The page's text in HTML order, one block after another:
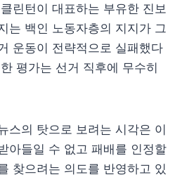
린턴이 대표하는 부유한 진보
는 백인 노동자층의 지지가 그
운동이 전략적으로 실패했다
평가는 선거 직후에 무수히
스의 탓으로 보려는 시각은 이
아들일 수 없고 패배를 인정할
찾으려는 의도를 반영하고 있